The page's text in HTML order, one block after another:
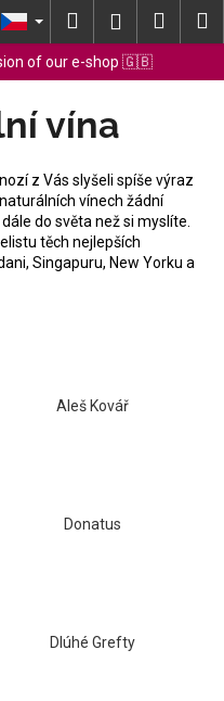
Hledat Přihlášení
of our e-shop 🇬🇧
vína
z Vás slyšeli spíše výraz
vínech žádní
do světa než si myslíte.
těch nejlepších
Singapuru, New Yorku a
Aleš Kovář
Donatus
Dlúhé Grefty